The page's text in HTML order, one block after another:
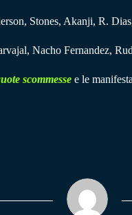
Stones, Akanji, R.
Nacho Fernandez,
scommesse e le